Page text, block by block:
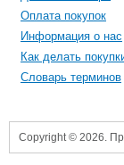
Оплата покупок
Информация о нас
Как делать
Словарь терминов
Copyright © 2026.